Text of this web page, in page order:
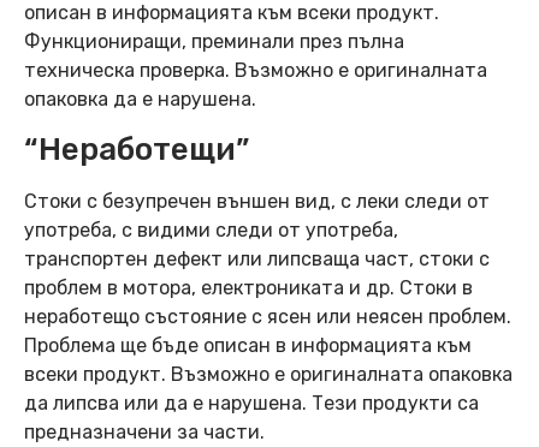
описан в информацията към всеки продукт.
Функциониращи, преминали през пълна
техническа проверка. Възможно е оригиналната
опаковка да е нарушена.
“Неработещи”
Стоки с безупречен външен вид, с леки следи от
употреба, с видими следи от употреба,
транспортен дефект или липсваща част, стоки с
проблем в мотора, електрониката и др. Стоки в
неработещо състояние с ясен или неясен проблем.
Проблема ще бъде описан в информацията към
всеки продукт. Възможно е оригиналната опаковка
да липсва или да е нарушена. Тези продукти са
предназначени за части.